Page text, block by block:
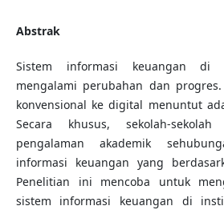
Abstrak
Sistem informasi keuangan di
mengalami perubahan dan
konvensional ke digital menuntut
Secara khusus, sekolah-
pengalaman akademik
informasi keuangan yang
Penelitian ini mencoba untuk
sistem informasi keuangan di